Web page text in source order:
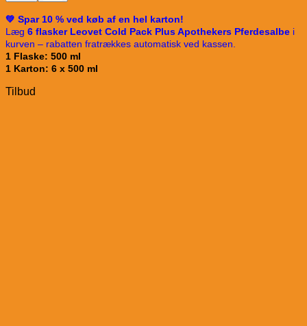
💚 Spar 10 % ved køb af en hel karton!
Læg 6 flasker Leovet Cold Pack Plus Apothekers Pferdesalbe i
kurven – rabatten fratrækkes automatisk ved kassen.
1 Flaske: 500 ml
1 Karton: 6 x 500 ml
Tilbud